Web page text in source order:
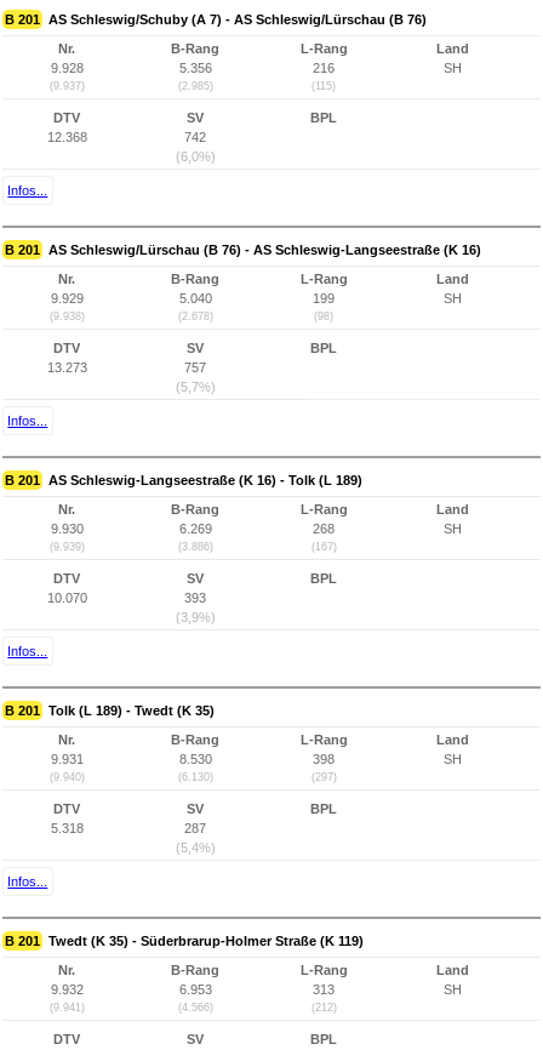
B 201 AS Schleswig/Schuby (A 7) - AS Schleswig/Lürschau (B 76)
Nr.
9.928
(9.937)
B-Rang
5.356
(2.985)
L-Rang
216
(115)
Land
SH
DTV
12.368
SV
742
(6,0%)
BPL
Infos...
B 201 AS Schleswig/Lürschau (B 76) - AS Schleswig-Langseestraße (K 16)
Nr.
9.929
(9.938)
B-Rang
5.040
(2.678)
L-Rang
199
(98)
Land
SH
DTV
13.273
SV
757
(5,7%)
BPL
Infos...
B 201 AS Schleswig-Langseestraße (K 16) - Tolk (L 189)
Nr.
9.930
(9.939)
B-Rang
6.269
(3.886)
L-Rang
268
(167)
Land
SH
DTV
10.070
SV
393
(3,9%)
BPL
Infos...
B 201 Tolk (L 189) - Twedt (K 35)
Nr.
9.931
(9.940)
B-Rang
8.530
(6.130)
L-Rang
398
(297)
Land
SH
DTV
5.318
SV
287
(5,4%)
BPL
Infos...
B 201 Twedt (K 35) - Süderbrarup-Holmer Straße (K 119)
Nr.
9.932
(9.941)
B-Rang
6.953
(4.566)
L-Rang
313
(212)
Land
SH
DTV SV BPL